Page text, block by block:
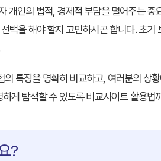
개인의 법적, 경제적 부담을 덜어주는 중
택을 해야 할지 고민하시곤 합니다. 초
특징을 명확히 비교하고, 여러분의 상
게 탐색할 수 있도록비교사이트 활용법
?